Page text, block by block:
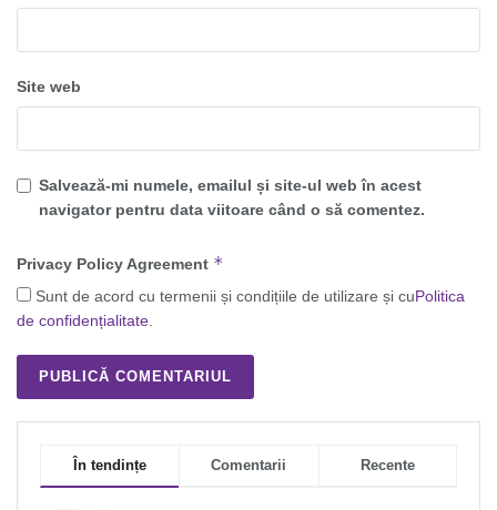
Site web
Salvează-mi numele, emailul și site-ul web în acest
navigator pentru data viitoare când o să comentez.
Privacy Policy Agreement *
Sunt de acord cu termenii și condițiile de utilizare și cuPolitica
de confidențialitate.
În tendințe Comentarii Recente